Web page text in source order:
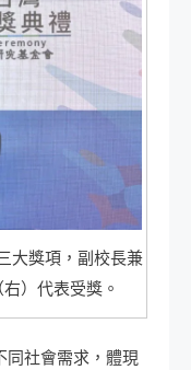
大獎項，副校長兼
）代表受獎。
同社會需求，體現